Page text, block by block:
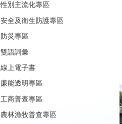
性別主流化專區
安全及衛生防護專區
防災專區
雙語詞彙
線上電子書
廉能透明專區
工商普查專區
農林漁牧普查專區